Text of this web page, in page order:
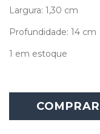
Largura: 1,30 cm
Profundidade: 14 cm
1 em estoque
Madeira
com
COMPRAR